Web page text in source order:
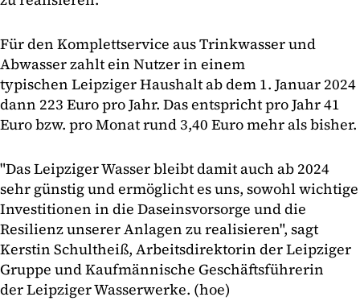
Für den Komplettservice aus Trinkwasser und
Abwasser zahlt ein Nutzer in einem
typischen Leipziger Haushalt ab dem 1. Januar 2024
dann 223 Euro pro Jahr. Das entspricht pro Jahr 41
Euro bzw. pro Monat rund 3,40 Euro mehr als bisher.
"Das Leipziger Wasser bleibt damit auch ab 2024
sehr günstig und ermöglicht es uns, sowohl wichtige
Investitionen in die Daseinsvorsorge und die
Resilienz unserer Anlagen zu realisieren", sagt
Kerstin Schultheiß, Arbeitsdirektorin der Leipziger
Gruppe und Kaufmännische Geschäftsführerin
der Leipziger Wasserwerke. (hoe)